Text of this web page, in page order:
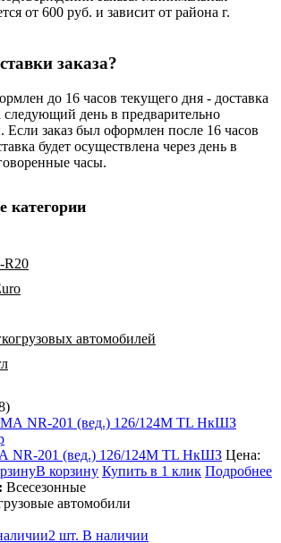
от 600 руб. и зависит от района г.
заказа?
до 16 часов текущего дня - доставка
следующий день в предварительно
Если заказ был оформлен после 16 часов
будет осуществлена через день в
часы.
категории
автомобилей
NR-201 (вед.) 126/124M TL НкШЗ Цена:
В корзину Купить в 1 клик Подробнее
Всесезонные
автомобили
2 шт. В наличии